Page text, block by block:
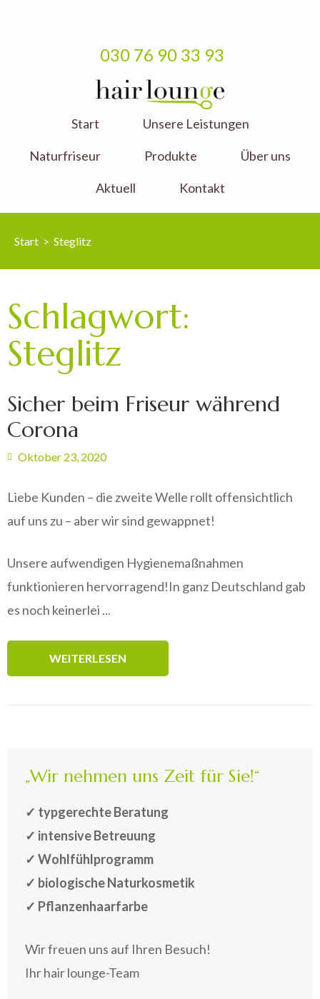
030 76 90 33 93
hair lounge
Friseursalon
Start Unsere Leistungen
Naturfriseur Produkte Über uns
Aktuell Kontakt
Start > Steglitz
Schlagwort:
Steglitz
Sicher beim Friseur während
Corona
Oktober 23, 2020
Liebe Kunden – die zweite Welle rollt offensichtlich
auf uns zu – aber wir sind gewappnet!
Unsere aufwendigen Hygienemaßnahmen
funktionieren hervorragend!In ganz Deutschland gab
es noch keinerlei ...
WEITERLESEN
„Wir nehmen uns Zeit für Sie!“
✓ typgerechte Beratung
✓ intensive Betreuung
✓ Wohlfühlprogramm
✓ biologische Naturkosmetik
✓ Pflanzenhaarfarbe
Wir freuen uns auf Ihren Besuch!
Ihr hair lounge-Team